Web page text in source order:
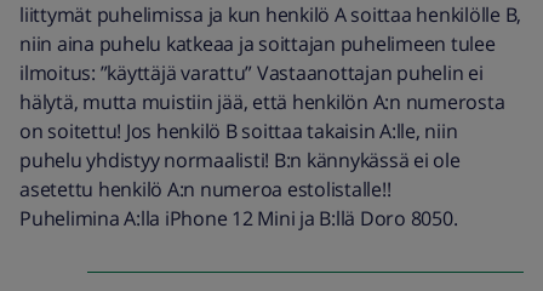
liittymät puhelimissa ja kun henkilö A soittaa henkilölle B,
niin aina puhelu katkeaa ja soittajan puhelimeen tulee
ilmoitus: ”käyttäjä varattu” Vastaanottajan puhelin ei
hälytä, mutta muistiin jää, että henkilön A:n numerosta
on soitettu! Jos henkilö B soittaa takaisin A:lle, niin
puhelu yhdistyy normaalisti! B:n kännykässä ei ole
asetettu henkilö A:n numeroa estolistalle!!
Puhelimina A:lla iPhone 12 Mini ja B:llä Doro 8050.